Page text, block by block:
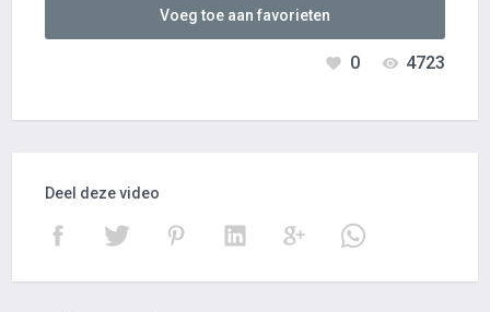
Voeg toe aan favorieten
4723
0
Deel deze video